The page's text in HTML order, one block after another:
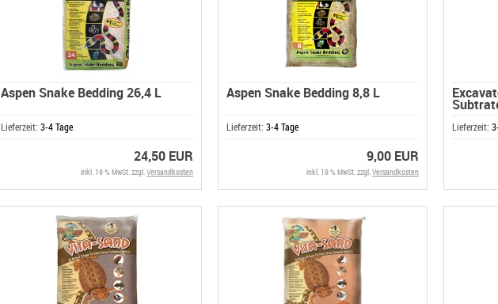
Aspen Snake Bedding 26,4 L
Lieferzeit: 3-4 Tage
24,50 EUR
inkl. 19 % MwSt. zzgl.Versandkosten
Aspen Snake Bedding 8,8 L
Lieferzeit: 3-4 Tage
9,00 EUR
inkl. 19 % MwSt. zzgl.Versandkosten
Lieferzeit: